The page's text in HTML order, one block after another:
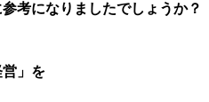
考になりましたでしょうか？
」を